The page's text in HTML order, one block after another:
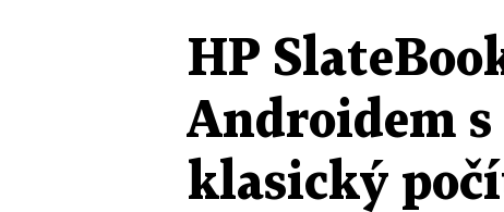
HP
Androidem
klasický